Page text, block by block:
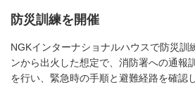
防災訓練を開催
NGKインターナショナルハウスで防災訓
ンから出火した想定で、消防署への通報
を行い、緊急時の手順と避難経路を確認